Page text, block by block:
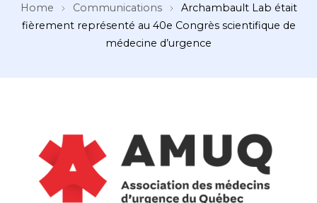
Home Communications
Archambault Lab était
fièrement représenté au 40e Congrès scientifique de
médecine d’urgence